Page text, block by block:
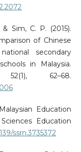
Sim, C. P. (2015).
of Chinese
secondary
in Malaysia.
62–68.
Education
Education
ssrn.3735372